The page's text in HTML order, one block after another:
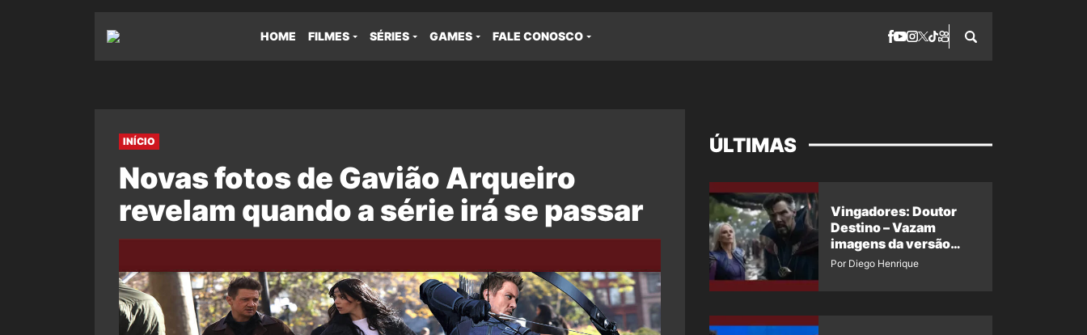
HOME FILMES SÉRIES GAMES FALE CONOSCO
INÍCIO
Novas fotos de Gavião Arqueiro
revelam quando a série irá se passar
ÚLTIMAS
Vingadores: Doutor
Destino – Vazam
imagens da versão
maligna do Doutor
Por Diego Henrique